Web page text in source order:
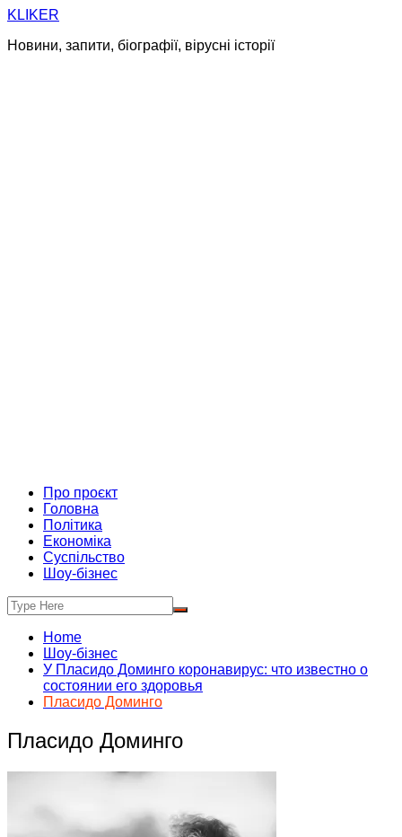
Skip
content
KLIKER
Новини, запити, біографії, вірусні історії
Про проєкт
Головна
Політика
Економіка
Суспільство
Шоу-бізнес
Home
Шоу-бізнес
У Пласидо Доминго коронавирус: что известно о
состоянии его здоровья
Пласидо Доминго
Пласидо Доминго